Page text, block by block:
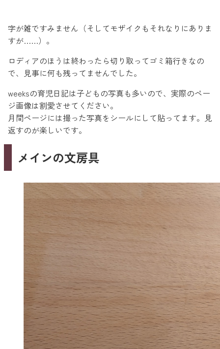
字が雑ですみません（そしてモザイクもそれなりにありま
すが……）。
ロディアのほうは終わったら切り取ってゴミ箱行きなの
で、見事に何も残ってませんでした。
weeksの育児日記は子どもの写真も多いので、実際のペー
ジ画像は割愛させてください。
月間ページには撮った写真をシールにして貼ってます。見
返すのが楽しいです。
メインの文房具